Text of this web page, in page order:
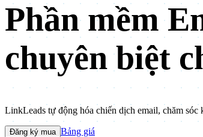
Phần mềm
chuyên biệt
LinkLeads tự động hóa chiến dịch email, chăm
Đăng ký mua Bảng giá